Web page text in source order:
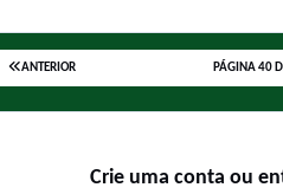
ANTERIOR PÁGINA 40
Crie uma conta ou